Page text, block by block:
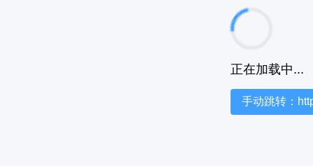
正在加载中...
手动跳转：